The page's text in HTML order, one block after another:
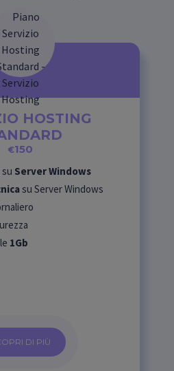
HOSTING
€150
Server Windows
su Server Windows
1Gb
DI PIÙ